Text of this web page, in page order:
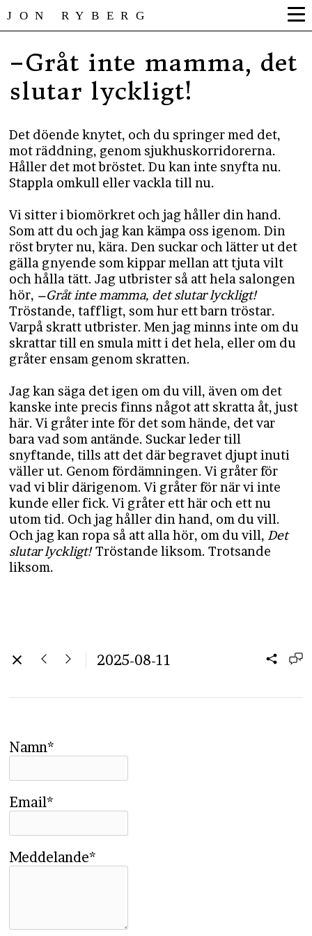
JON RYBERG
–Gråt inte mamma, det
slutar lyckligt!
Det döende knytet, och du springer med det,
mot räddning, genom sjukhuskorridorerna.
Håller det mot bröstet. Du kan inte snyfta nu.
Stappla omkull eller vackla till nu.
Vi sitter i biomörkret och jag håller din hand.
Som att du och jag kan kämpa oss igenom. Din
röst bryter nu, kära. Den suckar och lätter ut det
gälla gnyende som kippar mellan att tjuta vilt
och hålla tätt. Jag utbrister så att hela salongen
hör, –Gråt inte mamma, det slutar lyckligt!
Tröstande, taffligt, som hur ett barn tröstar.
Varpå skratt utbrister. Men jag minns inte om du
skrattar till en smula mitt i det hela, eller om du
gråter ensam genom skratten.
Jag kan säga det igen om du vill, även om det
kanske inte precis finns något att skratta åt, just
här. Vi gråter inte för det som hände, det var
bara vad som antände. Suckar leder till
snyftande, tills att det där begravet djupt inuti
väller ut. Genom fördämningen. Vi gråter för
vad vi blir därigenom. Vi gråter för när vi inte
kunde eller fick. Vi gråter ett här och ett nu
utom tid. Och jag håller din hand, om du vill.
Och jag kan ropa så att alla hör, om du vill, Det
slutar lyckligt!Tröstande liksom. Trotsande
liksom.
2025-08-11
Namn*
Email*
Meddelande*